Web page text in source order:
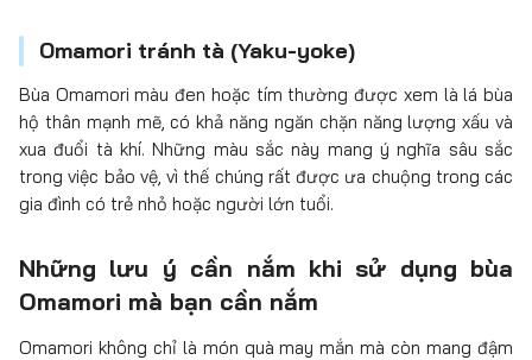
Omamori tránh tà (Yaku-yoke)
Bùa Omamori màu đen hoặc tím thường được xem là lá bùa
hộ thân mạnh mẽ, có khả năng ngăn chặn năng lượng xấu và
xua đuổi tà khí. Những màu sắc này mang ý nghĩa sâu sắc
trong việc bảo vệ, vì thế chúng rất được ưa chuộng trong các
gia đình có trẻ nhỏ hoặc người lớn tuổi.
Những lưu ý cần nắm khi sử dụng bùa
Omamori mà bạn cần nắm
Omamori không chỉ là món quà may mắn mà còn mang đậm